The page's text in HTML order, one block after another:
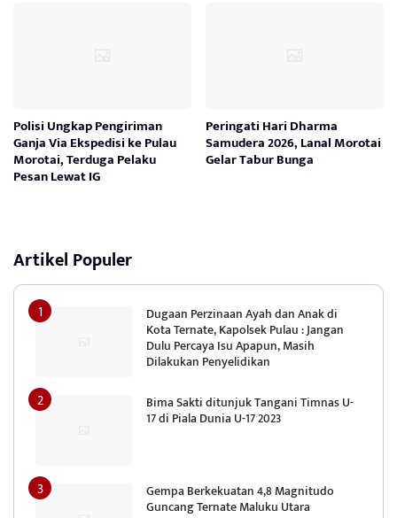
Polisi Ungkap Pengiriman
Ganja Via Ekspedisi ke Pulau
Morotai, Terduga Pelaku
Pesan Lewat IG
Peringati Hari Dharma
Samudera 2026, Lanal Morotai
Gelar Tabur Bunga
Artikel Populer
Dugaan Perzinaan Ayah dan Anak di
Kota Ternate, Kapolsek Pulau : Jangan
Dulu Percaya Isu Apapun, Masih
Dilakukan Penyelidikan
Bima Sakti ditunjuk Tangani Timnas U-
17 di Piala Dunia U-17 2023
Gempa Berkekuatan 4,8 Magnitudo
Guncang Ternate Maluku Utara